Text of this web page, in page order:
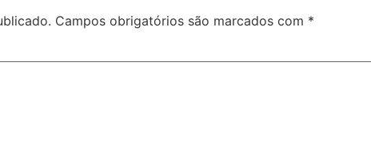
Campos obrigatórios são marcados com *